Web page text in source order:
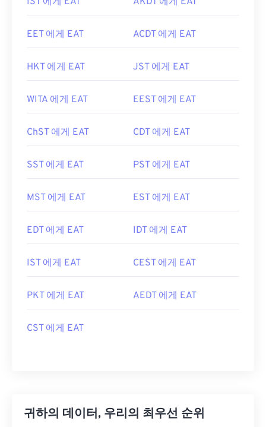
EET 에게 EAT ACDT 에게 EAT
HKT 에게 EAT JST 에게 EAT
WITA 에게 EAT EEST 에게 EAT
ChST 에게 EAT CDT 에게 EAT
SST 에게 EAT PST 에게 EAT
MST 에게 EAT EST 에게 EAT
EDT 에게 EAT IDT 에게 EAT
IST 에게 EAT CEST 에게 EAT
PKT 에게 EAT AEDT 에게 EAT
CST 에게 EAT
귀하의 데이터, 우리의 최우선 순위